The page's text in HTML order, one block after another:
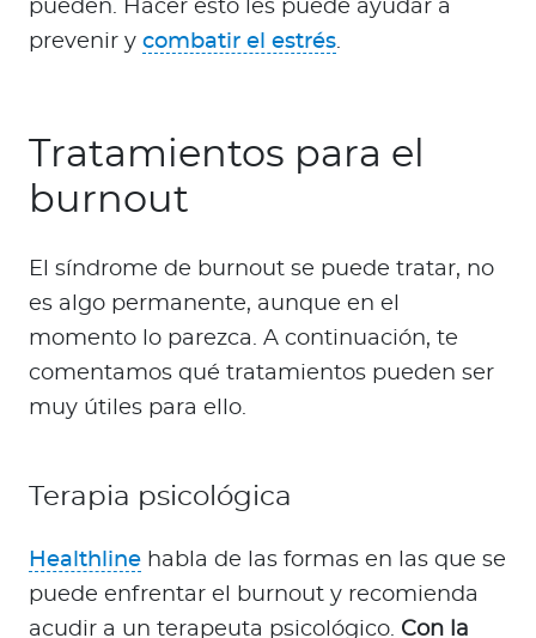
pueden. Hacer esto les puede ayudar a
prevenir y combatir el estrés.
Tratamientos para el
burnout
El síndrome de burnout se puede tratar, no
es algo permanente, aunque en el
momento lo parezca. A continuación, te
comentamos qué tratamientos pueden ser
muy útiles para ello.
Terapia psicológica
Healthline habla de las formas en las que se
puede enfrentar el burnout y recomienda
acudir a un terapeuta psicológico. Con la